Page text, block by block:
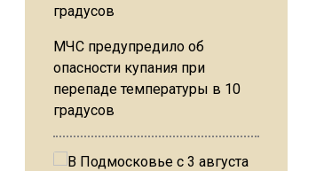
МЧС предупредило об
опасности купания при
перепаде температуры в 10
градусов